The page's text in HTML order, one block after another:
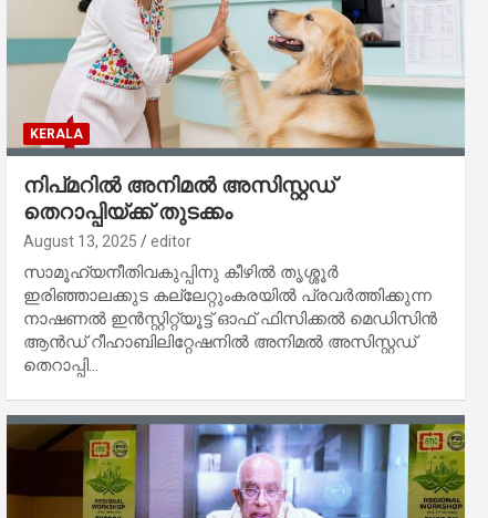
KERALA
നിപ്മറിൽ അനിമൽ അസിസ്റ്റഡ്
തെറാപ്പിയ്ക്ക് തുടക്കം
August 13, 2025 editor
സാമൂഹ്യനീതിവകുപ്പിനു കീഴിൽ തൃശ്ശൂർ
ഇരിഞ്ഞാലക്കുട കല്ലേറ്റുംകരയിൽ പ്രവർത്തിക്കുന്ന
നാഷണൽ ഇൻസ്റ്റിറ്റ്യൂട്ട് ഓഫ് ഫിസിക്കൽ മെഡിസിൻ
ആൻഡ് റീഹാബിലിറ്റേഷനിൽ അനിമൽ അസിസ്റ്റഡ്
തെറാപ്പി…